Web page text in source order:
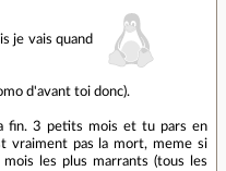
je vais quand
d'avant toi donc).
fin. 3 petits mois et tu pars en
vraiment pas la mort, meme si
les plus marrants (tous les